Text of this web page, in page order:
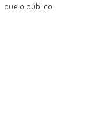
que o público